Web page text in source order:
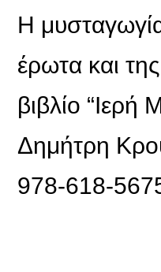
Η
έρωτα και
βιβλίο “Ιερή
Δημήτρη
978-618-